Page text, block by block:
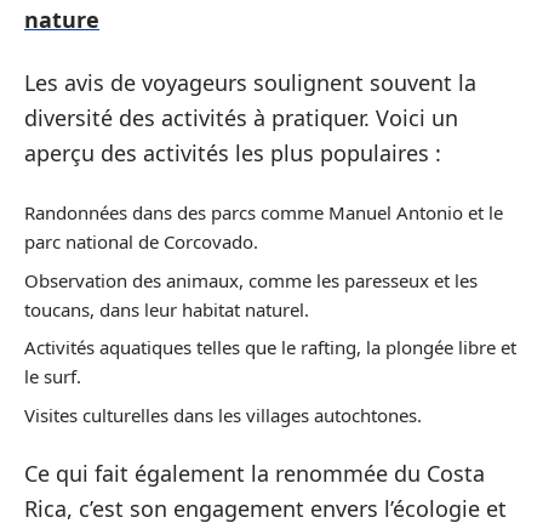
nature
Les avis de voyageurs soulignent souvent la
diversité des activités à pratiquer. Voici un
aperçu des activités les plus populaires :
Randonnées dans des parcs comme Manuel Antonio et le
parc national de Corcovado.
Observation des animaux, comme les paresseux et les
toucans, dans leur habitat naturel.
Activités aquatiques telles que le rafting, la plongée libre et
le surf.
Visites culturelles dans les villages autochtones.
Ce qui fait également la renommée du Costa
Rica, c’est son engagement envers l’écologie et